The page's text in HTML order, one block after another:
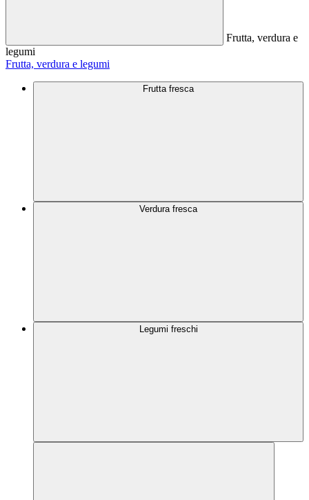
Frutta, verdura e
legumi
Frutta, verdura e legumi
Frutta fresca
Verdura fresca
Legumi freschi